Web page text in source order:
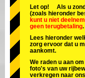
Okinawa
Let op! Als u
(zoals hieronder
kunt u niet
geen terugbetaling.
Lees hieronder
zorg ervoor dat u
aankomt.
We raden u aan
foto's van uw
verkregen naar